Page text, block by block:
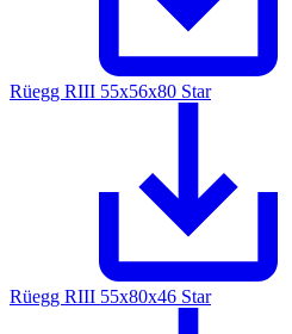
Rüegg RIII 55x56x80 Star
Rüegg RIII 55x80x46 Star